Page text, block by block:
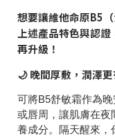
想要讓維他命原B5
上述產品特色與認
再升級！
🌙 晚間厚敷，潤澤更
可將B5舒敏霜作為
或唇周，讓肌膚在夜
養成分。隔天醒來，